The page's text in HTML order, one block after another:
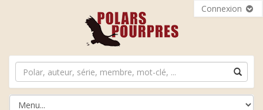
Connexion